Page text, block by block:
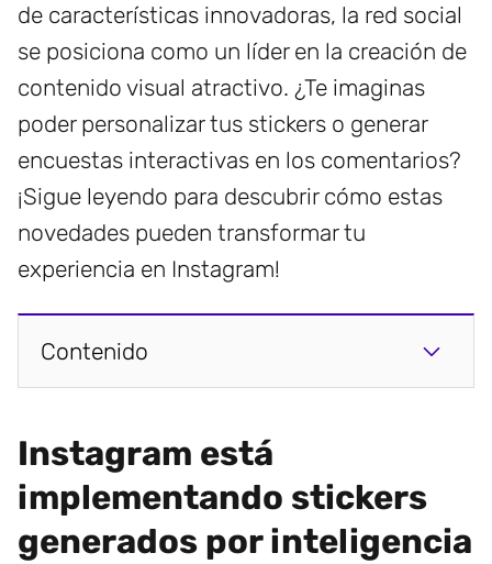
de características innovadoras, la red social
se posiciona como un líder en la creación de
contenido visual atractivo. ¿Te imaginas
poder personalizar tus stickers o generar
encuestas interactivas en los comentarios?
¡Sigue leyendo para descubrir cómo estas
novedades pueden transformar tu
experiencia en Instagram!
Contenido
Instagram está
implementando stickers
generados por inteligencia